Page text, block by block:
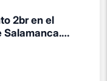
2br en el
Salamanca.